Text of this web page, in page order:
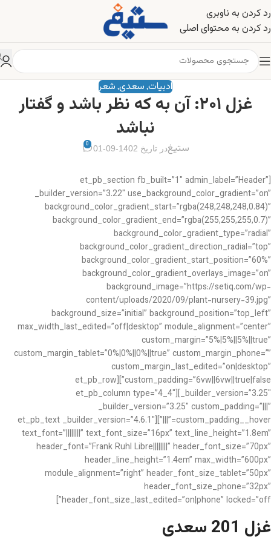
رد کردن به ناوبری
رد کردن به محتوای اصلی
ادبیات, سعدی, شعر
غزل ۲۰۱: آن به که نظر باشد و گفتار
نباشد
ستیغدر تاریخ 1402-09-01 0
[et_pb_section fb_built=”1″ admin_label=”Header”
_builder_version=”3.22″ use_background_color_gradient=”on”
background_color_gradient_start=”rgba(248,248,248,0.84)”
background_color_gradient_end=”rgba(255,255,255,0.7)”
background_color_gradient_type=”radial”
background_color_gradient_direction_radial=”top”
background_color_gradient_start_position=”60%”
background_color_gradient_overlays_image=”on”
background_image=”https://setiq.com/wp-
content/uploads/2020/09/plant-nursery-39.jpg”
background_size=”initial” background_position=”top_left”
max_width_last_edited=”off|desktop” module_alignment=”center”
custom_margin=”5%|5%||5%||true”
custom_margin_tablet=”0%|0%||0%||true” custom_margin_phone=””
custom_margin_last_edited=”on|desktop”
custom_padding=”6vw||6vw||true|false”][et_pb_row
_builder_version=”3.25″][et_pb_column type=”4_4″
_builder_version=”3.25″ custom_padding=”|||”
custom_padding__hover=”|||”][et_pb_text _builder_version=”4.6.1″
text_font=”||||||||” text_font_size=”16px” text_line_height=”1.8em”
header_font=”Frank Ruhl Libre||||||||” header_font_size=”70px”
header_line_height=”1.4em” max_width=”600px”
module_alignment=”right” header_font_size_tablet=”50px”
header_font_size_phone=”32px”
header_font_size_last_edited=”on|phone” locked=”off”]
غزل 201 سعدی